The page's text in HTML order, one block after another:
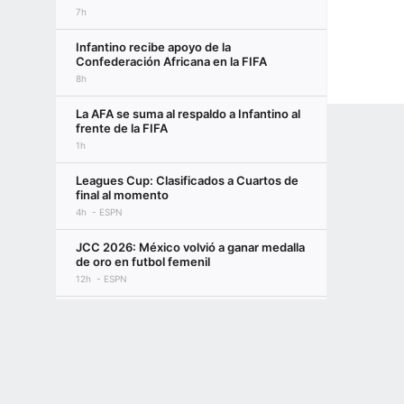
7h
Infantino recibe apoyo de la
Confederación Africana en la FIFA
8h
La AFA se suma al respaldo a Infantino al
frente de la FIFA
1h
Leagues Cup: Clasificados a Cuartos de
final al momento
4h ESPN
JCC 2026: México volvió a ganar medalla
de oro en futbol femenil
12h ESPN